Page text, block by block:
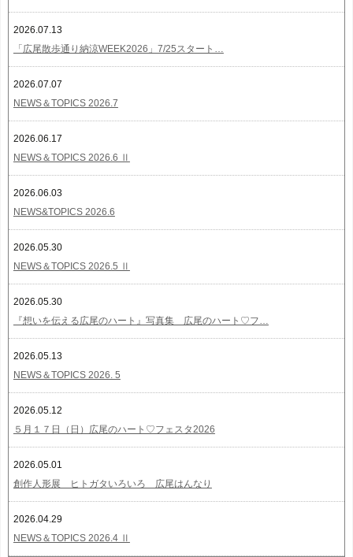
2026.07.13
「広尾散歩通り納涼WEEK2026」7/25スタート…
2026.07.07
NEWS＆TOPICS 2026.7
2026.06.17
NEWS＆TOPICS 2026.6 Ⅱ
2026.06.03
NEWS&TOPICS 2026.6
2026.05.30
NEWS＆TOPICS 2026.5 Ⅱ
2026.05.30
『想いを伝える広尾のハート』写真集 広尾のハート♡フ…
2026.05.13
NEWS＆TOPICS 2026. 5
2026.05.12
５月１７日（日）広尾のハート♡フェスタ2026
2026.05.01
創作人形展 ヒトガタいろいろ 広尾はんなり
2026.04.29
NEWS＆TOPICS 2026.4 Ⅱ